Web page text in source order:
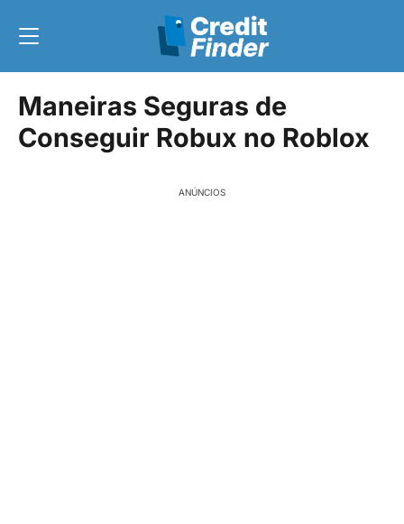
Maneiras Seguras de
Conseguir Robux no Roblox
ANÚNCIOS